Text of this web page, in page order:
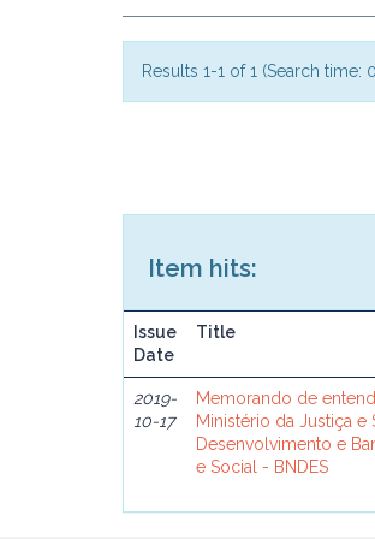
Results 1-1 of 1 (Search time:
Item hits:
Issue
Date
Title
2019-
10-17
Memorando de
Ministério da Justiça e
Desenvolvimento e
e Social - BNDES